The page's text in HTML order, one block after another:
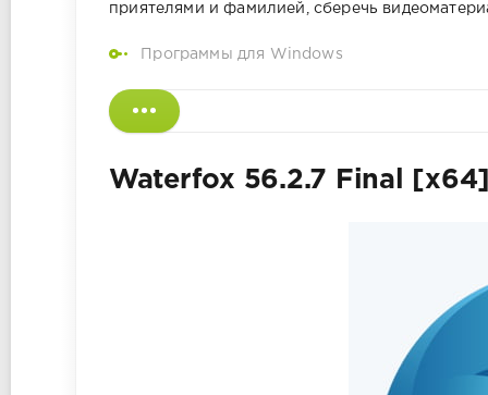
приятелями и фамилией, сберечь
Программы для Windows
Waterfox 56.2.7 Final